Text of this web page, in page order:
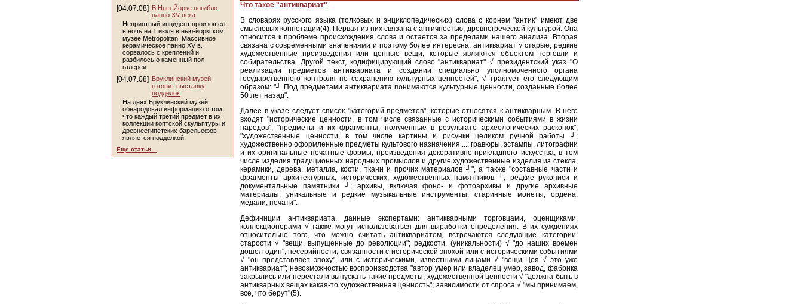
[04.07.08] В Нью-Йорке погибло
панно XV века
Неприятный инцидент произошел
в ночь на 1 июля в нью-йоркском
музее Metropolitan. Массивное
керамическое панно XV в.
сорвалось с креплений и
разбилось о каменный пол
галереи.
[04.07.08] Бруклинский музей
готовит выставку
подделок
На днях Бруклинский музей
обнародовал информацию о том,
что каждый третий предмет в их
коллекции коптской скульптуры и
древнеегипетских барельефов
является подделкой.
Еще статьи...
Что такое "антиквариат"
В словарях русского языка (толковых и энциклопедических) слова с корнем "антик" имеют две
смысловых коннотации(4). Первая из них связана с античностью, древнегреческой культурой. Она
относится к проблеме происхождения слова и остается за пределами нашего анализа. Вторая
связана с современными значениями и поэтому более интересна: антиквариат √ старые, редкие
художественные произведения или ценные вещи, которые являются объектом торговли и
собирательства. Другой текст, кодифицирующий слово "антиквариат" √ президентский указ "О
реализации предметов антиквариата и создании специально уполномоченного органа
государственного контроля по сохранению культурных ценностей", √ трактует его следующим
образом: "┘ Под предметами антиквариата понимаются культурные ценности, созданные более
50 лет назад".
Далее в указе следует список "категорий предметов", которые относятся к антикварным. В него
входят "исторические ценности, в том числе связанные с историческими событиями в жизни
народов"; "предметы и их фрагменты, полученные в результате археологических раскопок";
"художественные ценности, в том числе картины и рисунки целиком ручной работы ┘;
художественно оформленные предметы культового назначения ...; гравюры, эстампы, литографии
и их оригинальные печатные формы; произведения декоративно-прикладного искусства, в том
числе изделия традиционных народных промыслов и другие художественные изделия из стекла,
керамики, дерева, металла, кости, ткани и прочих материалов ┘", а также "составные части и
фрагменты архитектурных, исторических, художественных памятников ┘; редкие рукописи и
документальные памятники ┘; архивы, включая фоно- и фотоархивы и другие архивные
материалы; уникальные и редкие музыкальные инструменты; старинные монеты, ордена,
медали, печати".
Дефиниции антиквариата, данные экспертами: антикварными торговцами, оценщиками,
коллекционерами √ также могут использоваться для выработки определения. В их суждениях
относительно того, что можно считать антиквариатом, встречаются следующие категории:
старости √ "вещи, выпущенные до революции"; редкости, (уникальности) √ "до наших времен
дошел один"; несерийности, связанности с исторической эпохой или с историческими событиями
√ "он представляет эпоху", или с историческими, известными лицами √ "вещи Цоя √ это уже
антиквариат"; невозможностью воспроизводства "автор умер или владелец умер, завод, фабрика
закрылись или перестали выпускать такие предметы; художественной ценности √ "должна быть в
антикварных вещах какая-то художественная ценность"; зависимости от спроса √ "мы принимаем,
все, что берут"(5).